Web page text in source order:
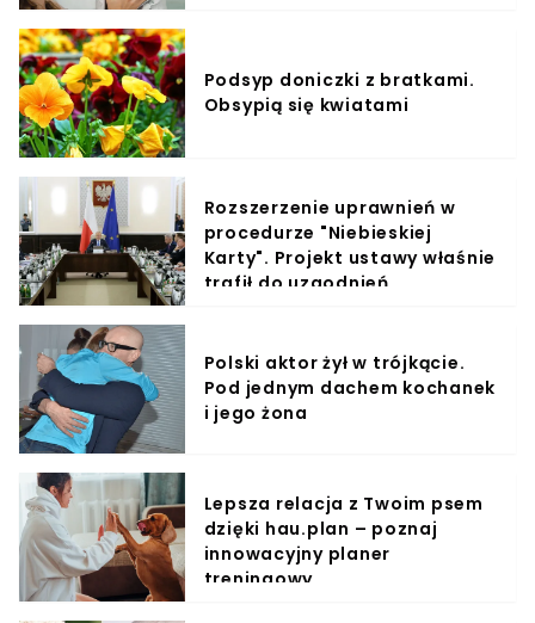
Podsyp doniczki z bratkami.
Obsypią się kwiatami
Rozszerzenie uprawnień w
procedurze "Niebieskiej
Karty". Projekt ustawy właśnie
trafił do uzgodnień
Polski aktor żył w trójkącie.
Pod jednym dachem kochanek
i jego żona
Lepsza relacja z Twoim psem
dzięki hau.plan – poznaj
innowacyjny planer
treningowy